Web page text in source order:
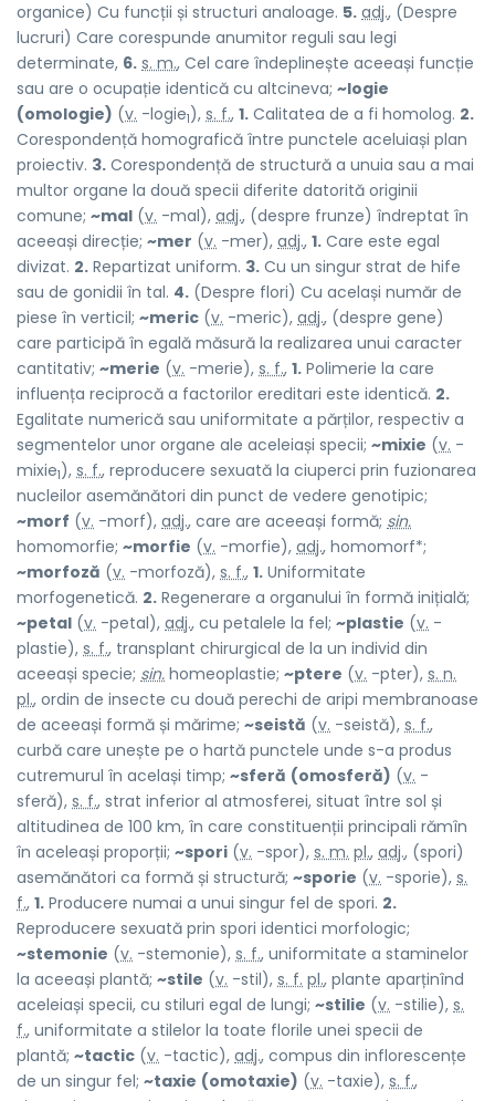
organice) Cu funcții și structuri analoage. 5. adj., (Despre
lucruri) Care corespunde anumitor reguli sau legi
determinate, 6. s. m., Cel care îndeplinește aceeași funcție
sau are o ocupație identică cu altcineva; ~logie
(omologie) (v. -logie1), s. f., 1. Calitatea de a fi homolog. 2.
Corespondență homografică între punctele aceluiași plan
proiectiv. 3. Corespondență de structură a unuia sau a mai
multor organe la două specii diferite datorită originii
comune; ~mal (v. -mal), adj., (despre frunze) îndreptat în
aceeași direcție; ~mer (v. -mer), adj., 1. Care este egal
divizat. 2. Repartizat uniform. 3. Cu un singur strat de hife
sau de gonidii în tal. 4. (Despre flori) Cu același număr de
piese în verticil; ~meric (v. -meric), adj., (despre gene)
care participă în egală măsură la realizarea unui caracter
cantitativ; ~merie (v. -merie), s. f., 1. Polimerie la care
influența reciprocă a factorilor ereditari este identică. 2.
Egalitate numerică sau uniformitate a părților, respectiv a
segmentelor unor organe ale aceleiași specii; ~mixie (v. -
mixie1), s. f., reproducere sexuată la ciuperci prin fuzionarea
nucleilor asemănători din punct de vedere genotipic;
~morf (v. -morf), adj., care are aceeași formă; sin.
homomorfie; ~morfie (v. -morfie), adj., homomorf*;
~morfoză (v. -morfoză), s. f., 1. Uniformitate
morfogenetică. 2. Regenerare a organului în formă inițială;
~petal (v. -petal), adj., cu petalele la fel; ~plastie (v. -
plastie), s. f., transplant chirurgical de la un individ din
aceeași specie; sin. homeoplastie; ~ptere (v. -pter), s. n.
pl., ordin de insecte cu două perechi de aripi membranoase
de aceeași formă și mărime; ~seistă (v. -seistă), s. f.,
curbă care unește pe o hartă punctele unde s-a produs
cutremurul în același timp; ~sferă (omosferă) (v. -
sferă), s. f., strat inferior al atmosferei, situat între sol și
altitudinea de 100 km, în care constituenții principali rămîn
în aceleași proporții; ~spori (v. -spor), s. m. pl., adj., (spori)
asemănători ca formă și structură; ~sporie (v. -sporie), s.
f., 1. Producere numai a unui singur fel de spori. 2.
Reproducere sexuată prin spori identici morfologic;
~stemonie (v. -stemonie), s. f., uniformitate a staminelor
la aceeași plantă; ~stile (v. -stil), s. f. pl., plante aparținînd
aceleiași specii, cu stiluri egal de lungi; ~stilie (v. -stilie), s.
f., uniformitate a stilelor la toate florile unei specii de
plantă; ~tactic (v. -tactic), adj., compus din inflorescențe
de un singur fel; ~taxie (omotaxie) (v. -taxie), s. f.,